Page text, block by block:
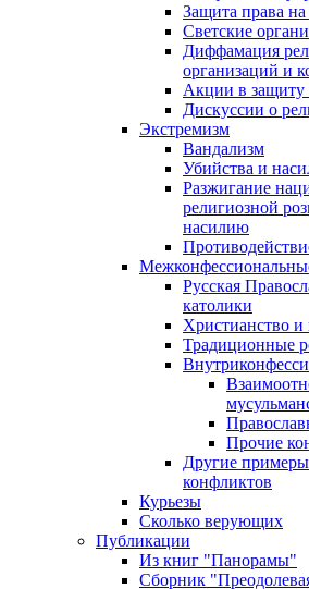
Защита права на
Светские
Диффамация
организаций и
Акции в защиту
Дискуссии о
Экстремизм
Вандализм
Убийства и
Разжигание
религиозной
насилию
Русская
католики
Христианство и
Традиционные
Прочие
Другие примеры
конфликтов
Курьезы
Сколько верующих
Публикации
Из книг "Панорамы"
Сборник